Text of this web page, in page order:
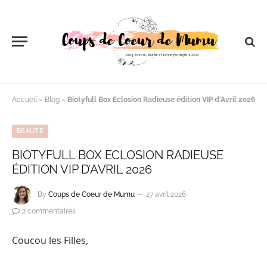
Accueil » Blog » Biotyfull Box Eclosion Radieuse édition VIP d’Avril 2026
BEAUTÉ
BIOTYFULL BOX ECLOSION RADIEUSE
ÉDITION VIP D’AVRIL 2026
By Coups de Coeur de Mumu
27 avril 2026
2 commentaires
Coucou les Filles,